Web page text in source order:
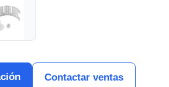
Contactar ventas